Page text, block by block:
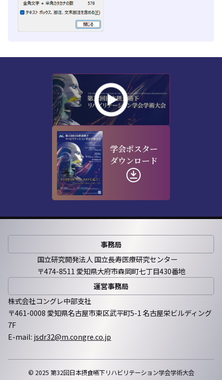
学会ポスター
ダウンロード
事務局
国立研究開発法人 国立長寿医療研究センター
〒474-8511 愛知県大府市森岡町七丁目430番地
運営事務局
株式会社コングレ中部支社
〒461-0008 愛知県名古屋市東区武平町5-1 名古屋栄ビルディング
7F
E-mail: jsdr32@m.congre.co.jp
© 2025 第32回日本摂食嚥下リハビリテーション学会学術大会